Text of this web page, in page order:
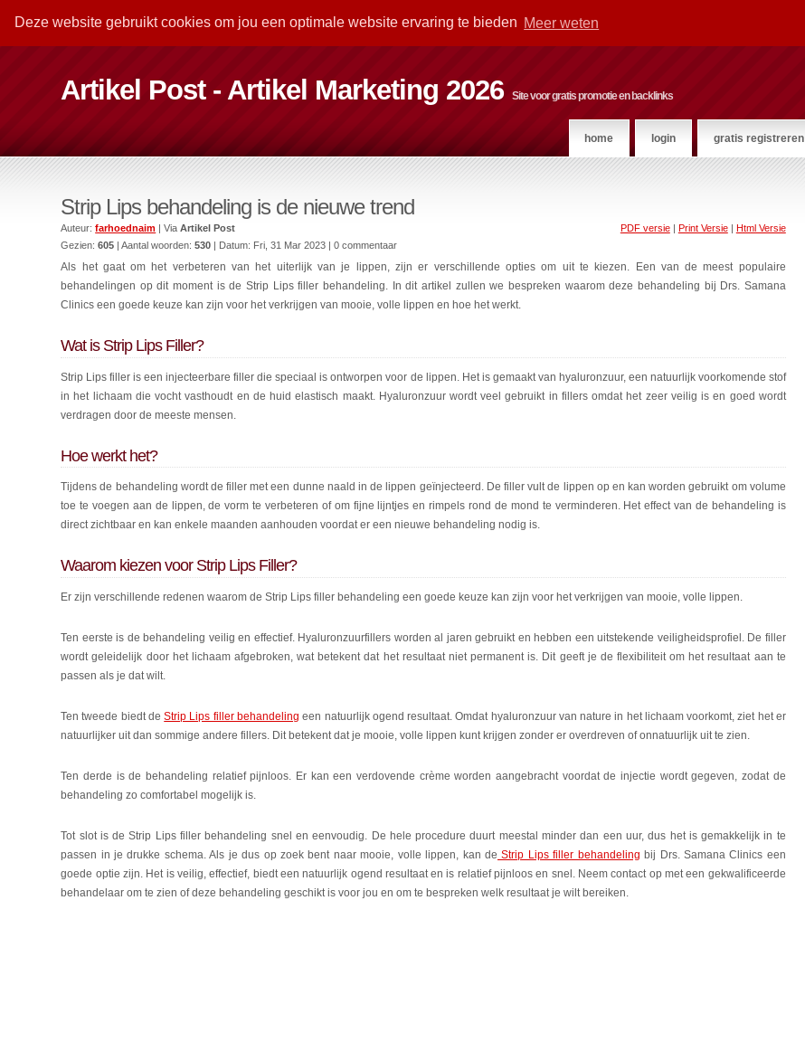
Deze website gebruikt cookies om jou een optimale website ervaring te bieden Meer weten
Artikel Post - Artikel Marketing 2026 Site voor gratis promotie en backlinks
home login gratis registreren
Strip Lips behandeling is de nieuwe trend
PDF versie| Print Versie| Html Versie
Auteur:farhoednaim | ViaArtikel Post
Gezien:605 | Aantal woorden:530 | Datum: Fri, 31 Mar 2023 | 0 commentaar
Als het gaat om het verbeteren van het uiterlijk van je lippen, zijn er verschillende opties om uit te kiezen. Een van de meest populaire
behandelingen op dit moment is de Strip Lips filler behandeling. In dit artikel zullen we bespreken waarom deze behandeling bij Drs. Samana
Clinics een goede keuze kan zijn voor het verkrijgen van mooie, volle lippen en hoe het werkt.
Wat is Strip Lips Filler?
Strip Lips filler is een injecteerbare filler die speciaal is ontworpen voor de lippen. Het is gemaakt van hyaluronzuur, een natuurlijk voorkomende stof
in het lichaam die vocht vasthoudt en de huid elastisch maakt. Hyaluronzuur wordt veel gebruikt in fillers omdat het zeer veilig is en goed wordt
verdragen door de meeste mensen.
Hoe werkt het?
Tijdens de behandeling wordt de filler met een dunne naald in de lippen geïnjecteerd. De filler vult de lippen op en kan worden gebruikt om volume
toe te voegen aan de lippen, de vorm te verbeteren of om fijne lijntjes en rimpels rond de mond te verminderen. Het effect van de behandeling is
direct zichtbaar en kan enkele maanden aanhouden voordat er een nieuwe behandeling nodig is.
Waarom kiezen voor Strip Lips Filler?
Er zijn verschillende redenen waarom de Strip Lips filler behandeling een goede keuze kan zijn voor het verkrijgen van mooie, volle lippen.
Ten eerste is de behandeling veilig en effectief. Hyaluronzuurfillers worden al jaren gebruikt en hebben een uitstekende veiligheidsprofiel. De filler
wordt geleidelijk door het lichaam afgebroken, wat betekent dat het resultaat niet permanent is. Dit geeft je de flexibiliteit om het resultaat aan te
passen als je dat wilt.
Ten tweede biedt deStrip Lips filler behandeling een natuurlijk ogend resultaat. Omdat hyaluronzuur van nature in het lichaam voorkomt, ziet het er
natuurlijker uit dan sommige andere fillers. Dit betekent dat je mooie, volle lippen kunt krijgen zonder er overdreven of onnatuurlijk uit te zien.
Ten derde is de behandeling relatief pijnloos. Er kan een verdovende crème worden aangebracht voordat de injectie wordt gegeven, zodat de
behandeling zo comfortabel mogelijk is.
Tot slot is de Strip Lips filler behandeling snel en eenvoudig. De hele procedure duurt meestal minder dan een uur, dus het is gemakkelijk in te
passen in je drukke schema. Als je dus op zoek bent naar mooie, volle lippen, kan de Strip Lips filler behandeling bij Drs. Samana Clinics een
goede optie zijn. Het is veilig, effectief, biedt een natuurlijk ogend resultaat en is relatief pijnloos en snel. Neem contact op met een gekwalificeerde
behandelaar om te zien of deze behandeling geschikt is voor jou en om te bespreken welk resultaat je wilt bereiken.